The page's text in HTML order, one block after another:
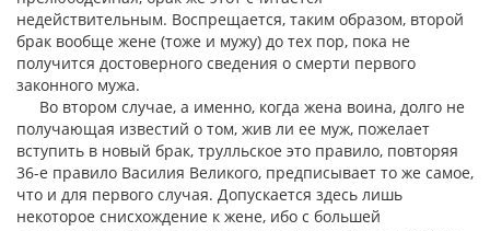
недействительным. Воспрещается, таким образом, второй
брак вообще жене (тоже и мужу) до тех пор, пока не
получится достоверного сведения о смерти первого
законного мужа.
Во втором случае, а именно, когда жена воина, долго не
получающая известий о том, жив ли ее муж, пожелает
вступить в новый брак, трулльское это правило, повторяя
36-е правило Василия Великого, предписывает то же самое,
что и для первого случая. Допускается здесь лишь
некоторое снисхождение к жене, ибо с большей